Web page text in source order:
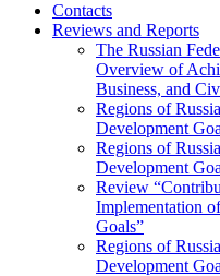
Contacts
Reviews and Reports
The Russian
Overview of
Business, and
Regions of
Development
Regions of
Development
Review
Implementation
Goals”
Regions of
Development